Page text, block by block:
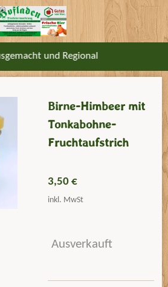
und Regional
Birne-Himbeer mit
Tonkabohne-
Fruchtaufstrich
3,50 €
inkl. MwSt
Ausverkauft